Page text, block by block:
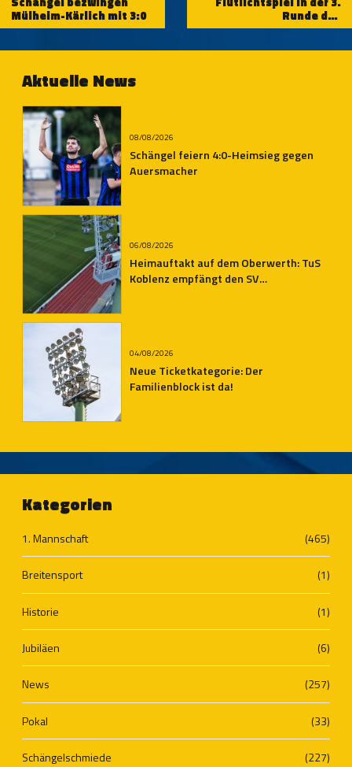
Mülheim-Kärlich mit 3:0 Runde des
Rheinlandpokals:
Oberwinter
Aktuelle News
08/08/2026
Schängel feiern 4:0-Heimsieg gegen
Auersmacher
06/08/2026
Heimauftakt auf dem Oberwerth: TuS
Koblenz empfängt den SV
04/08/2026
Neue Ticketkategorie: Der
Familienblock ist da!
Kategorien
1. Mannschaft (465)
Breitensport (1)
Historie (1)
Jubiläen (6)
News (257)
Pokal (33)
Schängelschmiede (227)